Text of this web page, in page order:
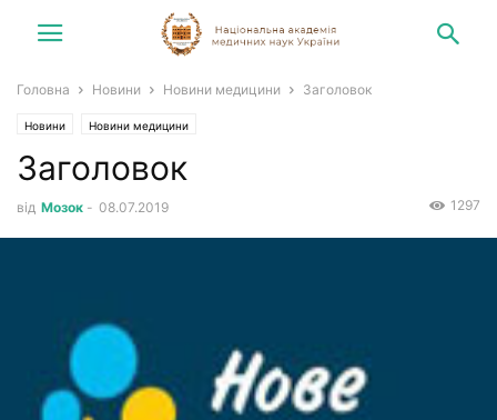
Головна Новини Новини медицини Заголовок
Новини Новини медицини
Заголовок
від Мозок - 08.07.2019 1297